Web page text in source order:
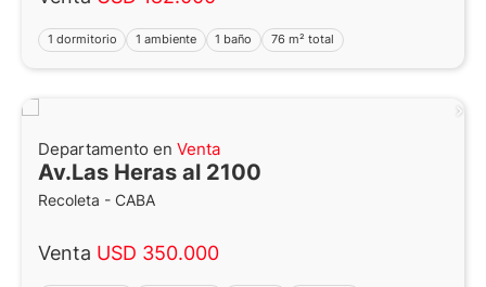
1 dormitorio 1 ambiente 1 baño 76 m² total
Departamento en Venta
Av.Las Heras al 2100
Recoleta - CABA
Venta USD 350.000